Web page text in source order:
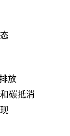
放
碳抵消